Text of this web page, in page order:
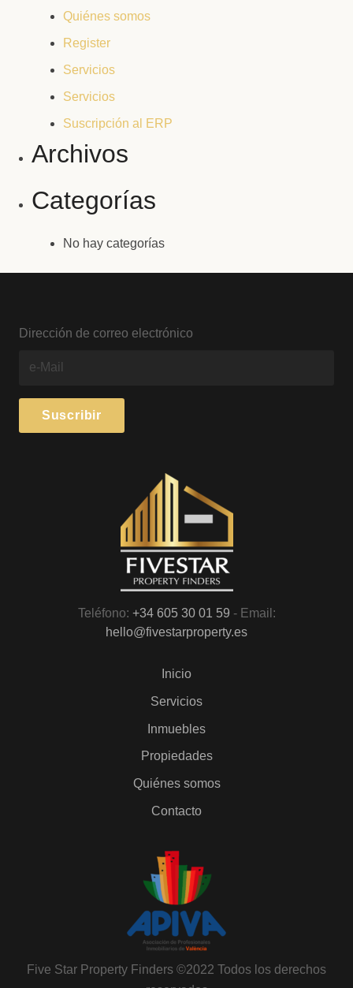
Quiénes somos
Register
Servicios
Servicios
Suscripción al ERP
Archivos
Categorías
No hay categorías
Dirección de correo electrónico
Teléfono: +34 605 30 01 59 - Email:
hello@fivestarproperty.es
Inicio
Servicios
Inmuebles
Propiedades
Quiénes somos
Contacto
Five Star Property Finders ©2022 Todos los derechos